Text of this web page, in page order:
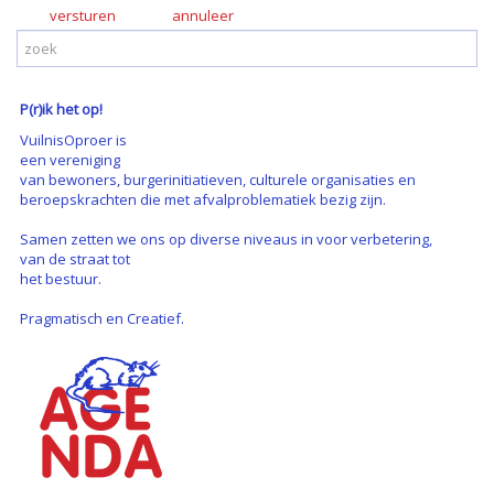
versturen
P(r)ik het op!
VuilnisOproer is
een vereniging
van bewoners, burgerinitiatieven, culturele organisaties en
beroepskrachten die met afvalproblematiek bezig zijn.
Samen zetten we ons op diverse niveaus in voor verbetering,
van de straat tot
het bestuur.
Pragmatisch en Creatief.